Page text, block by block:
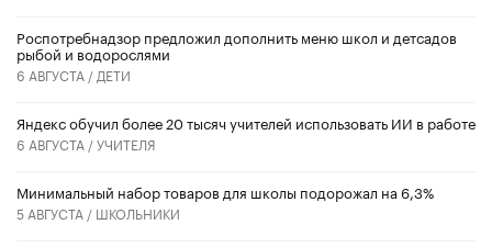
Роспотребнадзор предложил дополнить меню школ и детсадов
рыбой и водорослями
6 АВГУСТА / ДЕТИ
​Яндекс обучил более 20 тысяч учителей использовать ИИ в работе
6 АВГУСТА /УЧИТЕЛЯ
Минимальный набор товаров для школы подорожал на 6,3%
5 АВГУСТА / ШКОЛЬНИКИ